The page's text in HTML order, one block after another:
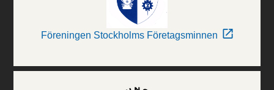
Föreningen Stockholms Företagsminnen